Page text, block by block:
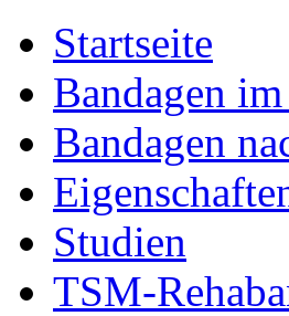
Startseite
Bandagen
Bandagen
Studien
TSM-